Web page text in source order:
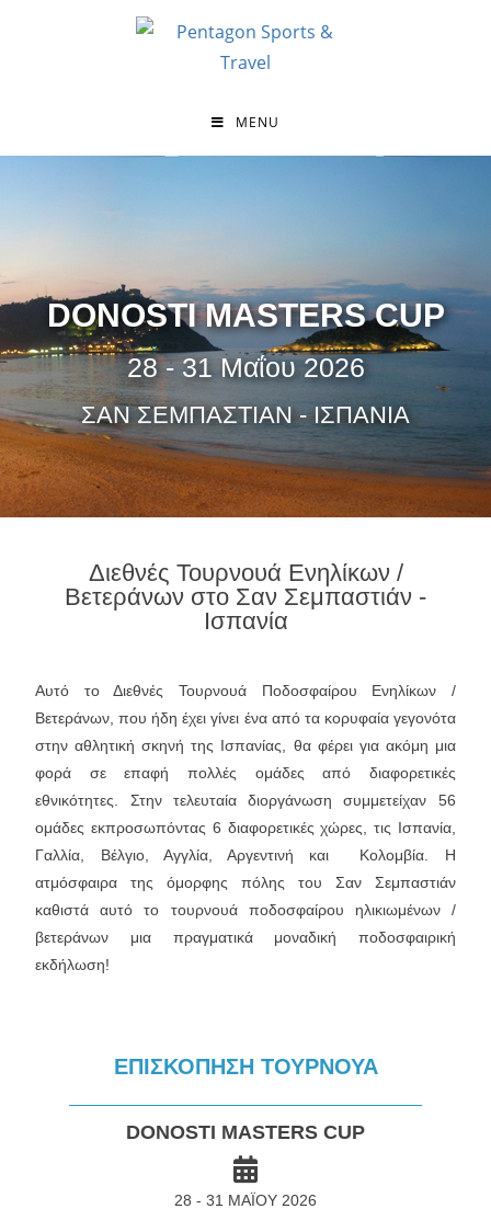
MENU
DONOSTI MASTERS CUP
28 - 31 Μαΐου 2026
ΣΑΝ ΣΕΜΠΑΣΤΙΑΝ - ΙΣΠΑΝΙΑ
Διεθνές Τουρνουά Ενηλίκων /
Βετεράνων στο Σαν Σεμπαστιάν -
Ισπανία
Αυτό το Διεθνές Τουρνουά Ποδοσφαίρου Ενηλίκων /
Βετεράνων, που ήδη έχει γίνει ένα από τα κορυφαία γεγονότα
στην αθλητική σκηνή της Ισπανίας, θα φέρει για ακόμη μια
φορά σε επαφή πολλές ομάδες από διαφορετικές
εθνικότητες. Στην τελευταία διοργάνωση συμμετείχαν 56
ομάδες εκπροσωπόντας 6 διαφορετικές χώρες, τις Ισπανία,
Γαλλία, Βέλγιο, Αγγλία, Αργεντινή και Κολομβία. Η
ατμόσφαιρα της όμορφης πόλης του Σαν Σεμπαστιάν
καθιστά αυτό το τουρνουά ποδοσφαίρου ηλικιωμένων /
βετεράνων μια πραγματικά μοναδική ποδοσφαιρική
εκδήλωση!
ΕΠΙΣΚΟΠΗΣΗ ΤΟΥΡΝΟΥΑ
DONOSTI MASTERS CUP
28 - 31 ΜΑΪΟΥ 2026